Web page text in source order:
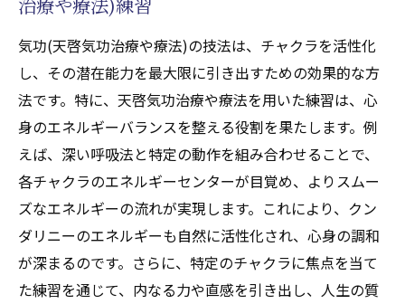
気功(天啓気功治療や療法)の技法は、チャクラを活性化
し、その潜在能力を最大限に引き出すための効果的な方
法です。特に、天啓気功治療や療法を用いた練習は、心
身のエネルギーバランスを整える役割を果たします。例
えば、深い呼吸法と特定の動作を組み合わせることで、
各チャクラのエネルギーセンターが目覚め、よりスムー
ズなエネルギーの流れが実現します。これにより、クン
ダリニーのエネルギーも自然に活性化され、心身の調和
が深まるのです。さらに、特定のチャクラに焦点を当て
た練習を通じて、内なる力や直感を引き出し、人生の質